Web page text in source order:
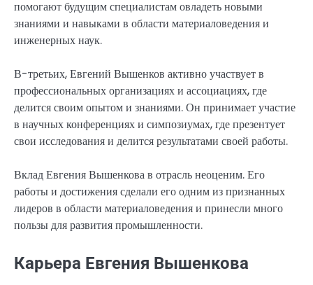
помогают будущим специалистам овладеть новыми
знаниями и навыками в области материаловедения и
инженерных наук.
В-третьих, Евгений Вышенков активно участвует в
профессиональных организациях и ассоциациях, где
делится своим опытом и знаниями. Он принимает участие
в научных конференциях и симпозиумах, где презентует
свои исследования и делится результатами своей работы.
Вклад Евгения Вышенкова в отрасль неоценим. Его
работы и достижения сделали его одним из признанных
лидеров в области материаловедения и принесли много
пользы для развития промышленности.
Карьера Евгения Вышенкова